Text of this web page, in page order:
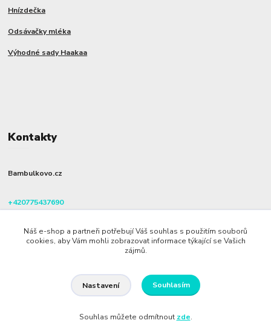
Hnízdečka
Odsávačky mléka
Výhodné sady Haakaa
Kontakty
Bambulkovo.cz
+420775437690
info@bambulkovo.cz
Vytvořeno na Eshop-rychle.cz
Náš e-shop a partneři potřebují Váš souhlas s použitím souborů
cookies, aby Vám mohli zobrazovat informace týkající se Vašich
zájmů.
Nastavení Souhlasím
Souhlas můžete odmítnout zde.